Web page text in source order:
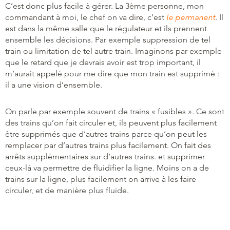
C’est donc plus facile à gérer. La 3ème personne, mon
commandant à moi, le chef on va dire, c’est le permanent. Il
est dans la même salle que le régulateur et ils prennent
ensemble les décisions. Par exemple suppression de tel
train ou limitation de tel autre train. Imaginons par exemple
que le retard que je devrais avoir est trop important, il
m’aurait appelé pour me dire que mon train est supprimé :
il a une vision d’ensemble.
On parle par exemple souvent de trains « fusibles ». Ce sont
des trains qu’on fait circuler et, ils peuvent plus facilement
être supprimés que d’autres trains parce qu’on peut les
remplacer par d’autres trains plus facilement. On fait des
arrêts supplémentaires sur d’autres trains. et supprimer
ceux-là va permettre de fluidifier la ligne. Moins on a de
trains sur la ligne, plus facilement on arrive à les faire
circuler, et de manière plus fluide.